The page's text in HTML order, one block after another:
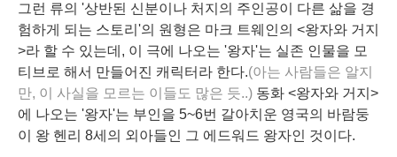
그런 류의 '상반된 신분이나 처지의 주인공이 다른 삶을 경
험하게 되는 스토리'의 원형은 마크 트웨인의 <왕자와 거지
>라 할 수 있는데, 이 극에 나오는 '왕자'는 실존 인물을 모
티브로 해서 만들어진 캐릭터라 한다.(아는 사람들은 알지
만, 이 사실을 모르는 이들도 많은 듯..) 동화 <왕자와 거지>
에 나오는 '왕자'는 부인을 5~6번 갈아치운 영국의 바람둥
이 왕 헨리 8세의 외아들인 그 에드워드 왕자인 것이다.